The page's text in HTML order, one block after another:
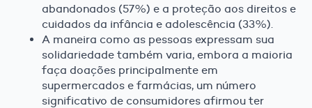
abandonados (57%) e a proteção aos direitos e
cuidados da infância e adolescência (33%).
A maneira como as pessoas expressam sua
solidariedade também varia, embora a maioria
faça doações principalmente em
supermercados e farmácias, um número
significativo de consumidores afirmou ter